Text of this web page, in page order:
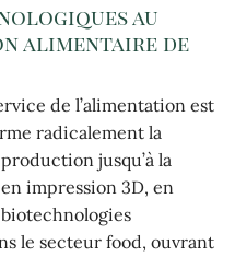
au
alimentaire de
de l’alimentation est
radicalement la
jusqu’à la
impression 3D, en
le secteur food, ouvrant